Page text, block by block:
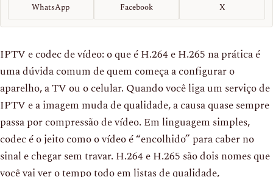
WhatsApp Facebook X
IPTV e codec de vídeo: o que é H.264 e H.265 na prática é
uma dúvida comum de quem começa a configurar o
aparelho, a TV ou o celular. Quando você liga um serviço de
IPTV e a imagem muda de qualidade, a causa quase sempre
passa por compressão de vídeo. Em linguagem simples,
codec é o jeito como o vídeo é “encolhido” para caber no
sinal e chegar sem travar. H.264 e H.265 são dois nomes que
você vai ver o tempo todo em listas de qualidade,